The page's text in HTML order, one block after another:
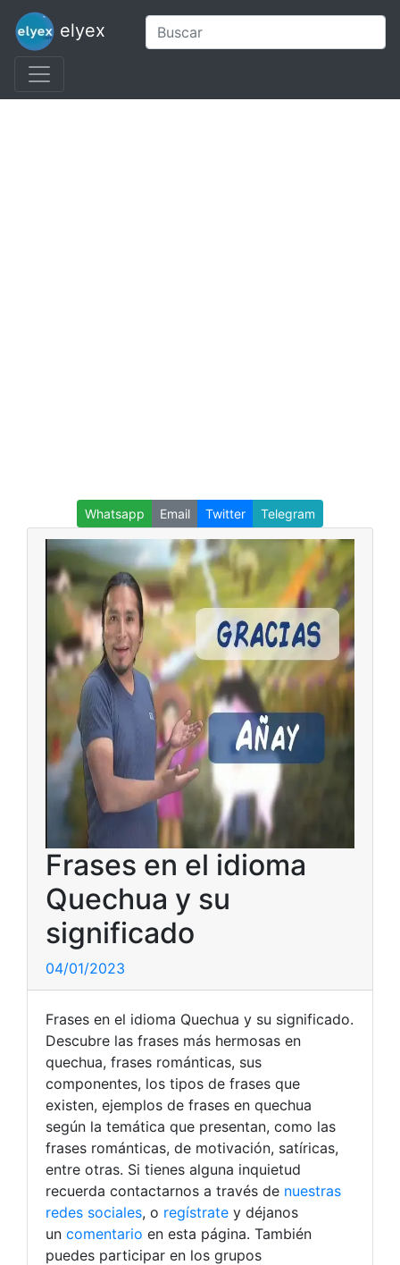
elyex
Whatsapp Email Twitter Telegram
Frases en el idioma
Quechua y su
significado
04/01/2023
Frases en el idioma Quechua y su significado.
Descubre las frases más hermosas en
quechua, frases románticas, sus
componentes, los tipos de frases que
existen, ejemplos de frases en quechua
según la temática que presentan, como las
frases románticas, de motivación, satíricas,
entre otras. Si tienes alguna inquietud
recuerda contactarnos a través de nuestras
redes sociales, o regístrate y déjanos
un comentario en esta página. También
puedes participar en los grupos